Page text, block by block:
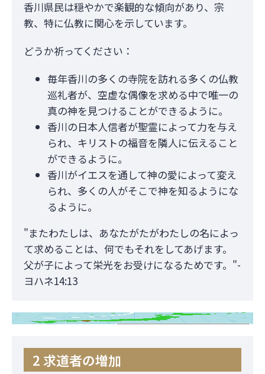
香川県民は穏やかで楽観的な傾向があり、宗
教、特に仏教に関心を示しています。
どうか祈ってください：
毎年香川の多くの寺院を訪れる多くの仏教
巡礼者が、空虚な偶像を求める中で唯一の
真の神を見つけることができるように。
香川の日本人信者が聖霊によって力を与え
られ、キリストの福音を隣人に伝えること
ができるように。
香川がイエスを通して神の愛によって変え
られ、多くの人がそこで神を知るようにな
るように。
"またわたしは、あなたがたがわたしの名によっ
て求めることは、何でもそれをしてあげます。
父が子によって栄光をお受けになるためです。"-
ヨハネ14:13
2 求道者の増加